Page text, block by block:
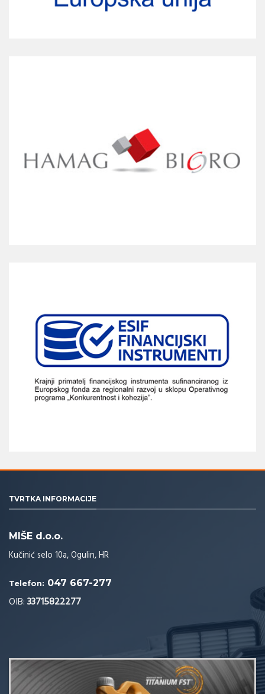
TVRTKA INFORMACIJE
MIŠE d.o.o.
Kučinić selo 10a, Ogulin, HR
Telefon: 047 667-277
OIB:33715822277